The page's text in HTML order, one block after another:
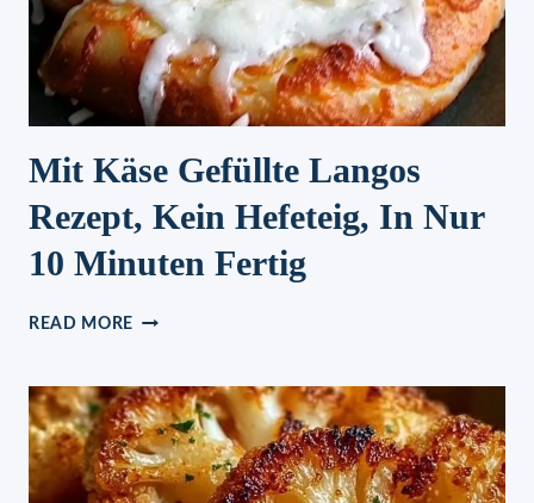
ZUNGE
ZERGEHT!
EINFACH
NUR
LECKER!
Mit Käse Gefüllte Langos
Rezept, Kein Hefeteig, In Nur
10 Minuten Fertig
READ MORE MIT
LANGOS
REZEPT,
KEIN
HEFETEIG,
IN